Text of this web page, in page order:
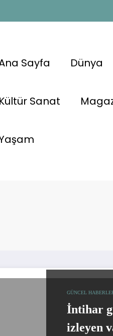
Sayfa Dünya
Kültür Sanat
GÜNCEL
İntihar
izleyen